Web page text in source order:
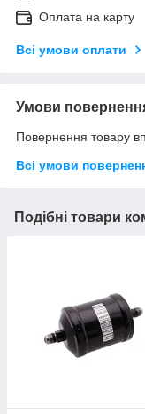
Оплата на карту
Всі умови оплати
Умови
Повернення товару
Всі умови
Подібні товари